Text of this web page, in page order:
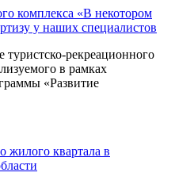
комплекса «В некотором
у наших специалистов
туристско-рекреационного
в рамках
«Развитие
жилого квартала в